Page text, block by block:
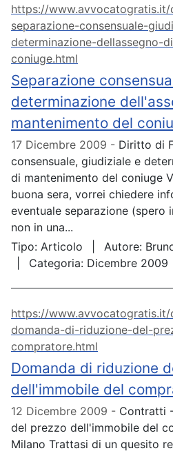
Separazione
determinazione
mantenimento del
https://
separazione-consensuale-
determinazione-dellassegno-
coniuge.html
17 Dicembre 2009
Diritto di
consensuale, giudiziale e
di mantenimento del coniuge
buona sera, vorrei chiedere
eventuale separazione (spero
non in una...
Tipo: Articolo Autore:
Categoria: Dicembre 2009
Domanda di riduzione
dell'immobile del
https://
domanda-di-riduzione-del-
compratore.html
12 Dicembre 2009
Contratti
del prezzo dell'immobile del
Milano Trattasi di un quesito